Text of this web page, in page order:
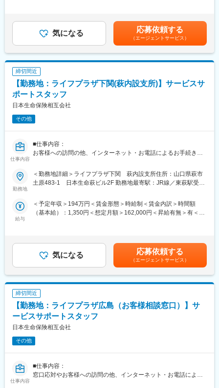
担当いただきます。
■仕事の流れ：
査棟数は閑散期で2～3棟/週、繁忙期は5～6棟/週程度です。
■組織構成：
会社全体で約100名程度在籍しております
（大半が60代以上の者です。80代の者も嘱託勤務にて従事してお
ります）
・年間休日125日（完全土日祝休み）
※嘱託勤務につき、週の勤務日数は（応）相談
・就業時間：09：00～18：00（休憩：60分）
※検査のない時間に関しては周辺や自宅で待機していただき、自由
■業界トップクラスの交付件数がある国の「指定確認審査機関」
「住宅の品質確保の促進等に関する法律」が施行された直後の
では建設性能評価の交付件数では全国で120以上ある審査機関の
中で常にトップクラス。審査件数は年間で4万件を超えています。
これまでの経験やノウハウが豊富なため、さまざまな案件に対応
できるのが強みです。また、国の指定確認審査機関として認定さ
れているという安定性に加え、東証スタンダード上場のERIホール
まから厚い信頼を寄せられています。
変更の範囲：本文参照
当：実労働分【月給内訳】■基本給：30万■手当：資格手当（建築
基準適合判定資格者：5万）賃金はあくまでも目安の金額であり、
選考を通じて上下する可能性があります。月給(月額)は固定手当を
含めた表記です。
気になる 応募依頼する
（エージェントサービス）
締切間近
【勤務地：ライフプラザ下関(萩内設支所)】サービスサ
ポートスタッフ
日本生命保険相互会社
その他
仕事内容
■仕事内容：
お客様への訪問の他、インターネット・お電話によるお手続き・
■労働契約補足：
まずはサービスサポートスタッフ(パート職制／３ヵ月毎に契約更
ィングに必要な基礎知識・基礎スキルを習得し勤務良好の場合、
サービスコーディネーター(正職員)への登用※となります。
■サービスコーディネーター(正職員)勤務条件
【期間の定め】無
【初任給月額】211,000円
【就業時間】9:00～17:00(休憩1時間)
※記載の初任給月額は2025年4月時点の営業職員規定に基づく。
■個人情報利用について：
サービスコーディネーター(サービスサポートスタッフ)の採用募集
に際し、当社が応募者の方々より取得した個人情報につきまして
は、当社採用募集に関する業務にのみ使用させていただきます。
ただし、当社に入社された場合は、入社後の雇用管理等にも使用
させていただきます。(なお、入社に至らなかった場合は、当社が
取得した個人情報については、当社で責任を持って廃棄いたしま
す。)
新25－2455,ネットワーク業務部
勤務地
＜勤務地詳細＞ライフプラザ下関 萩内設支所住所：山口県萩市
土原483-1 日本生命萩ビル2F 勤務地最寄駅：JR線／東萩駅受動
給与
＜予定年収＞194万円＜賃金形態＞時給制＜賃金内訳＞時間額
（基本給）：1,350円＜想定月額＞162,000円＜昇給有無＞有＜残
は、職務内容欄参照。賃金はあくまでも目安の金額であり、選考
を通じて上下する可能性があります。月給(月額)は固定手当を含め
気になる 応募依頼する
（エージェントサービス）
締切間近
【勤務地：ライフプラザ広島（お客様相談窓口）】サ
ービスサポートスタッフ
日本生命保険相互会社
その他
仕事内容
■仕事内容：
窓口応対やお客様への訪問の他、インターネット・お電話による